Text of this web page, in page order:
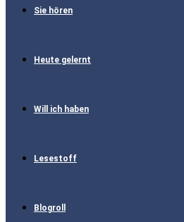
Sie hören
Heute gelernt
Will ich haben
Lesestoff
Blogroll